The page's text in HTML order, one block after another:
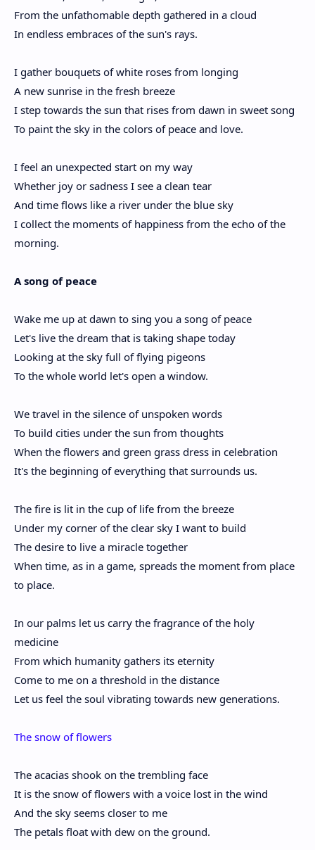
From the unfathomable depth gathered in a cloud
In endless embraces of the sun's rays.
I gather bouquets of white roses from longing
A new sunrise in the fresh breeze
I step towards the sun that rises from dawn in sweet song
To paint the sky in the colors of peace and love.
I feel an unexpected start on my way
Whether joy or sadness I see a clean tear
And time flows like a river under the blue sky
I collect the moments of happiness from the echo of the
morning.
A song of peace
Wake me up at dawn to sing you a song of peace
Let's live the dream that is taking shape today
Looking at the sky full of flying pigeons
To the whole world let's open a window.
We travel in the silence of unspoken words
To build cities under the sun from thoughts
When the flowers and green grass dress in celebration
It's the beginning of everything that surrounds us.
The fire is lit in the cup of life from the breeze
Under my corner of the clear sky I want to build
The desire to live a miracle together
When time, as in a game, spreads the moment from place
to place.
In our palms let us carry the fragrance of the holy
medicine
From which humanity gathers its eternity
Come to me on a threshold in the distance
Let us feel the soul vibrating towards new generations.
The snow of flowers
The acacias shook on the trembling face
It is the snow of flowers with a voice lost in the wind
And the sky seems closer to me
The petals float with dew on the ground.